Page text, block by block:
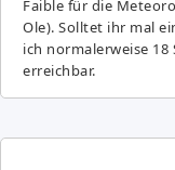
Fai­ble für die
Ole). Solltet ihr mal
ich normalerweise 18
erreichbar.